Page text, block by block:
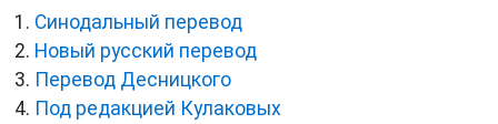
Синодальный перевод
Новый русский перевод
Перевод Десницкого
Под редакцией Кулаковых